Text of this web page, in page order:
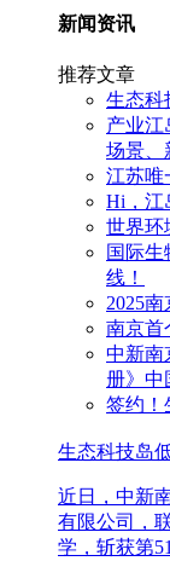
新闻资讯
推荐文章
生态科
产业江
场景、
江苏唯
Hi，江
世界环
国际生
线！
2025
南京首
中新南
册》中
签约！
生态科技岛
近日，中新
有限公司，
学，斩获第